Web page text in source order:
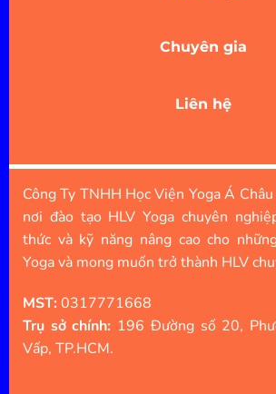
Chuyên gia
Liên hệ
Công Ty TNHH Học Viện Yoga Á
nơi đào tạo HLV Yoga chuyên
thức và kỹ năng nâng cao cho
Yoga và mong muốn trở thành HLV
MST:0317771668
Trụ sở chính: 196 Đường số 20,
Vấp, TP.HCM.